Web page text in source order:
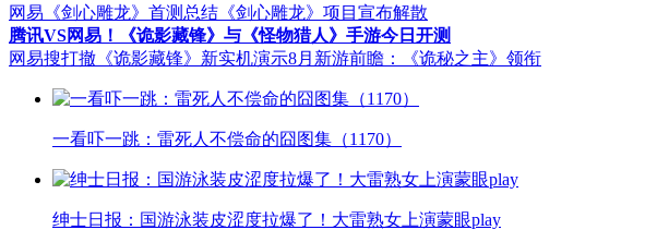
网易《剑心雕龙》首测总结 《剑心雕龙》项目宣布解散
腾讯VS网易！《诡影藏锋》与《怪物猎人》手游今日开测
网易搜打撤《诡影藏锋》新实机演示8月新游前瞻：《诡秘之主》领衔
一看吓一跳：雷死人不偿命的囧图集（1170）
绅士日报：国游泳装皮涩度拉爆了！大雷熟女上演蒙眼play